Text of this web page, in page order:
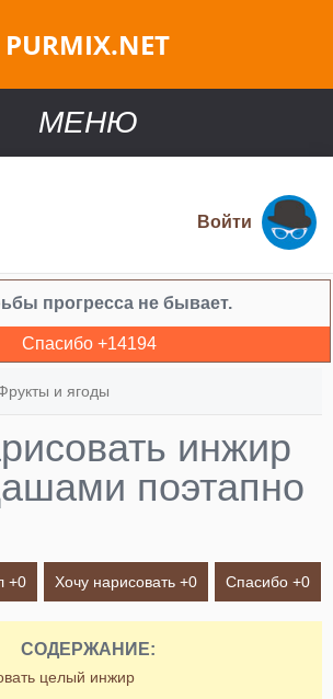
PURMIX.NET
МЕНЮ
Войти
прогресса не бывает.
Спасибо +14194
и ягоды
инжир
поэтапно
+0 Хочу нарисовать +0 Спасибо +0
СОДЕРЖАНИЕ:
целый инжир